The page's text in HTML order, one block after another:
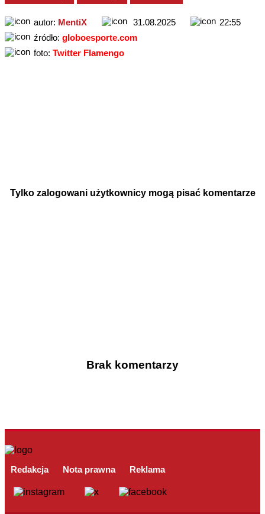
autor: MentiX 31.08.2025
22:55
źródło: globoesporte.com
foto: Twitter Flamengo
Tylko zalogowani użytkownicy mogą pisać komentarze
Brak komentarzy
Redakcja Nota prawna Reklama